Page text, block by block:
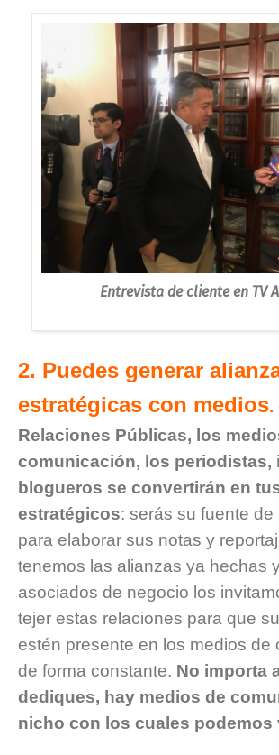
Entrevista de cliente en TV
2. Puedes generar
estratégicas con medios.
Relaciones Públicas, los
comunicación, los periodistas,
blogueros se convertirán en
estratégicos: serás su fuente de
para elaborar sus notas y
tenemos las alianzas ya hechas
asociados de negocio los
tejer estas relaciones para que
estén presente en los medios de
de forma constante. No importa
dediques, hay medios de
nicho con los cuales podemos